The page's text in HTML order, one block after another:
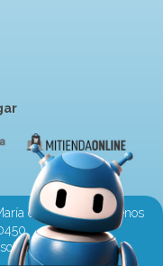
de Oro 2710, Buenos